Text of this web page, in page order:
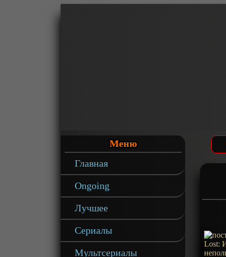
Меню
Главная
Ongoing
Лучшее
Сериалы
Мультсериалы